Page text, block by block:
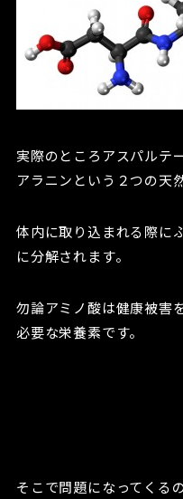
実際のところアスパルテ
アラニンという２つの天
体内に取り込まれる際に
に分解されます。
勿論アミノ酸は健康被害
必要な栄養素です。
そこで問題になってくる